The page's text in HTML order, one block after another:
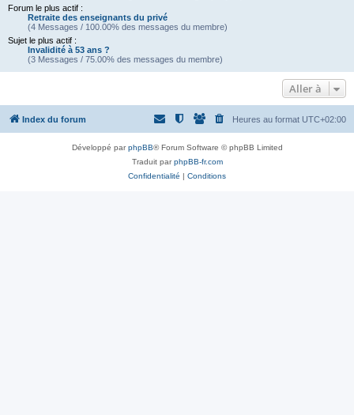
Forum le plus actif :
Retraite des enseignants du privé
(4 Messages / 100.00% des messages du membre)
Sujet le plus actif :
Invalidité à 53 ans ?
(3 Messages / 75.00% des messages du membre)
Aller à
Index du forum Heures au format UTC+02:00
Développé parphpBB® Forum Software © phpBB Limited
Traduit parphpBB-fr.com
Confidentialité | Conditions